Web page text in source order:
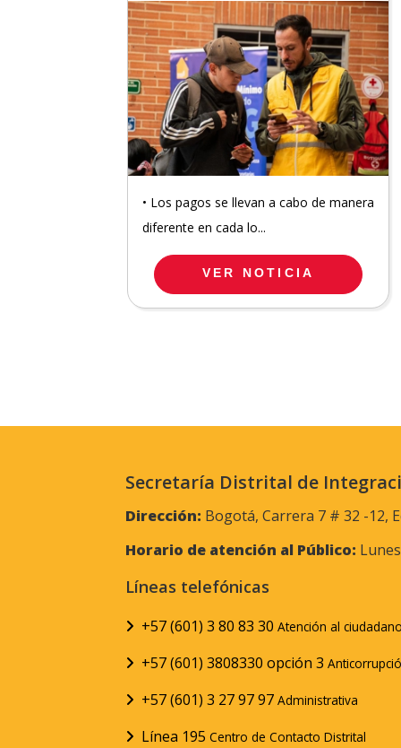
• Los pagos se llevan a cabo de manera
diferente en cada lo...
VER NOTICIA
Secretaría Distrital de
Dirección: Bogotá, Carrera 7 # 32 -12,
Horario de atención al Público:
Líneas telefónicas
+57 (601) 3 80 83 30 Atención al
+57 (601) 3808330 opción 3
+57 (601) 3 27 97 97 Administrativa
Línea 195 Centro de Contacto Distrital